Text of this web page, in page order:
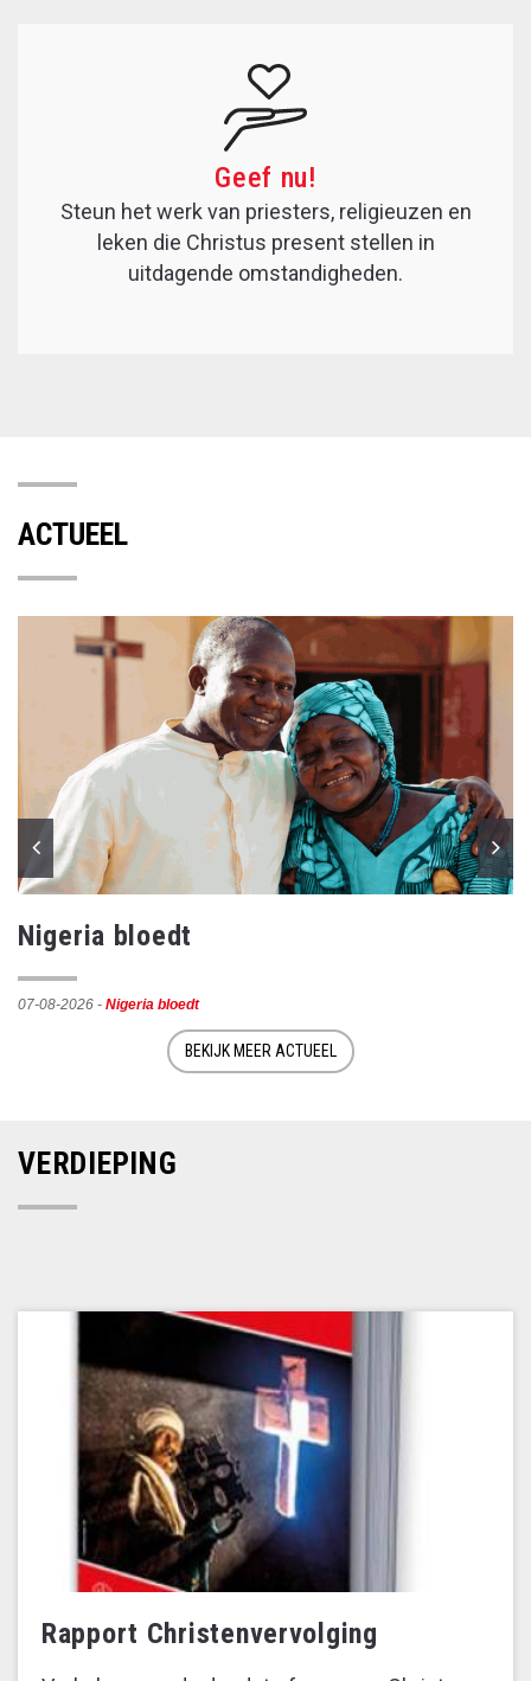
Geef nu!
Steun het werk van priesters, religieuzen en
leken die Christus present stellen in
uitdagende omstandigheden.
ACTUEEL
Nigeria bloedt
07-08-2026 - Nigeria bloedt
BEKIJK MEER ACTUEEL
VERDIEPING
Rapport Christenvervolging